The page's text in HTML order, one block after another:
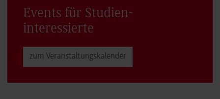
Events für Studien­
interessierte
zum Veranstaltungs­kalender